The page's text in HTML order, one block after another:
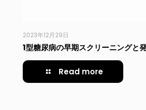
2023年12月29日
1型糖尿病の早期スクリーニングと
Read more